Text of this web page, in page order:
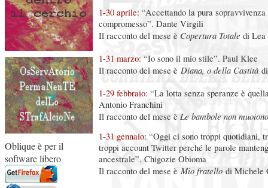
Oblique è per il
software libero
1-30 aprile: “Accettando la pura sopravvivenza
compromesso”. Dante Virgili
Il racconto del mese è Copertura Totale di
1-31 marzo: “Io sono il mio stile”. Paul Klee
Il racconto del mese è Diana, o della Castità
1-29 febbraio: “La lotta senza speranze è
Antonio Franchini
Il racconto del mese è Le bambole non muoiono
1-31 gennaio: “Oggi ci sono troppi quotidiani,
troppi account Twitter perché le parole
ancestrale”. Chigozie Obioma
Il racconto del mese è Mio fratello di Michele